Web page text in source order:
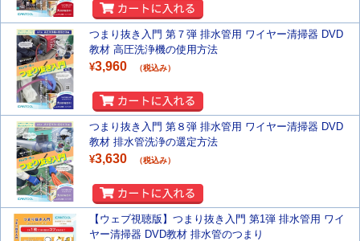
つまり抜き入門 第７弾 排水管用 ワイヤー清掃器 DVD
教材 高圧洗浄機の使用方法
¥3,960 （税込み）
つまり抜き入門 第８弾 排水管用 ワイヤー清掃器 DVD
教材 排水管洗浄の選定方法
¥3,630 （税込み）
【ウェブ視聴版】つまり抜き入門 第1弾 排水管用 ワイ
ヤー清掃器 DVD教材 排水管のつまり